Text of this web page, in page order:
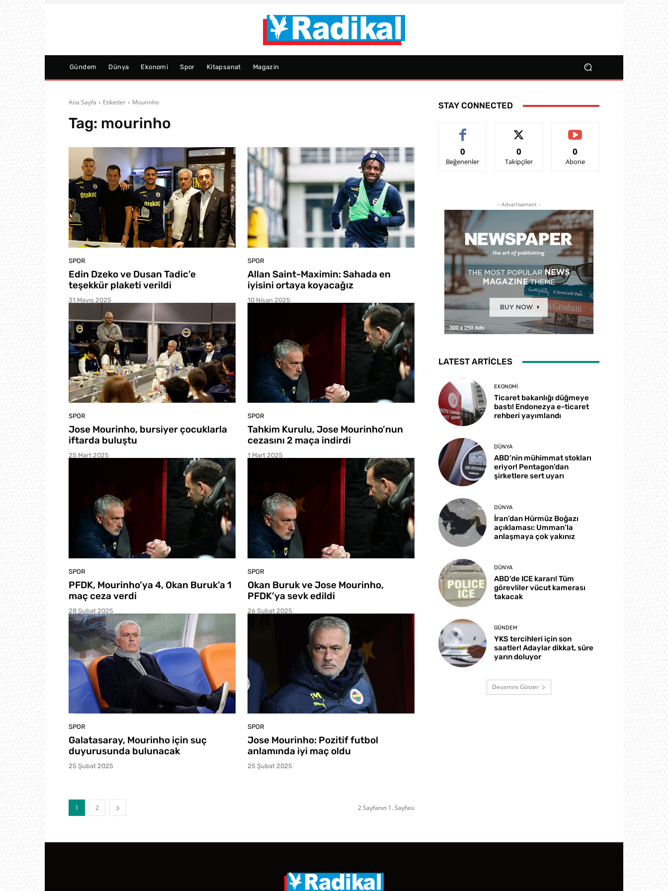
Gündem Dünya Ekonomi Spor Kitapsanat Magazin
Ana Sayfa Etiketler Mourinho
Tag: mourinho
SPOR
Edin Dzeko ve Dusan Tadic’e
teşekkür plaketi verildi
31 Mayıs 2025
SPOR
Allan Saint-Maximin: Sahada en
iyisini ortaya koyacağız
10 Nisan 2025
SPOR
Jose Mourinho, bursiyer çocuklarla
iftarda buluştu
25 Mart 2025
SPOR
Tahkim Kurulu, Jose Mourinho’nun
cezasını 2 maça indirdi
1 Mart 2025
SPOR
PFDK, Mourinho’ya 4, Okan Buruk’a 1
maç ceza verdi
28 Şubat 2025
SPOR
Okan Buruk ve Jose Mourinho,
PFDK’ya sevk edildi
26 Şubat 2025
SPOR
Galatasaray, Mourinho için suç
duyurusunda bulunacak
25 Şubat 2025
SPOR
Jose Mourinho: Pozitif futbol
anlamında iyi maç oldu
25 Şubat 2025
1 2 2 Sayfanın 1. Sayfası
STAY CONNECTED
0
Beğenenler
0
Takipçiler
0
Abone
- Advertisement -
LATEST ARTICLES
EKONOMI
Ticaret bakanlığı düğmeye
bastı! Endonezya e-ticaret
rehberi yayımlandı
DÜNYA
ABD’nin mühimmat stokları
eriyor! Pentagon’dan
şirketlere sert uyarı
DÜNYA
İran’dan Hürmüz Boğazı
açıklaması: Umman’la
anlaşmaya çok yakınız
DÜNYA
ABD’de ICE kararı! Tüm
görevliler vücut kamerası
takacak
GÜNDEM
YKS tercihleri için son
saatler! Adaylar dikkat, süre
yarın doluyor
Devamını Göster